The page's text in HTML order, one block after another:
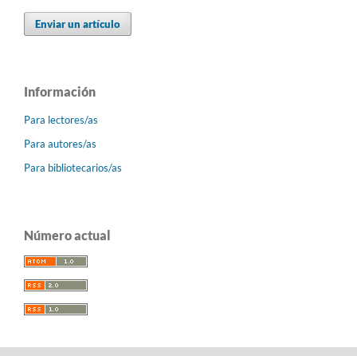
Enviar un artículo
Información
Para lectores/as
Para autores/as
Para bibliotecarios/as
Número actual